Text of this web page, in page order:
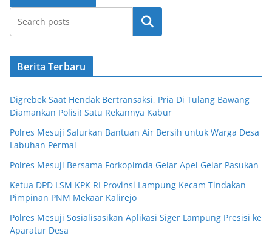
Cari
Berita Terbaru
Digrebek Saat Hendak Bertransaksi, Pria Di Tulang Bawang
Diamankan Polisi! Satu Rekannya Kabur
Polres Mesuji Salurkan Bantuan Air Bersih untuk Warga Desa
Labuhan Permai
Polres Mesuji Bersama Forkopimda Gelar Apel Gelar Pasukan
Ketua DPD LSM KPK RI Provinsi Lampung Kecam Tindakan
Pimpinan PNM Mekaar Kalirejo
Polres Mesuji Sosialisasikan Aplikasi Siger Lampung Presisi ke
Aparatur Desa